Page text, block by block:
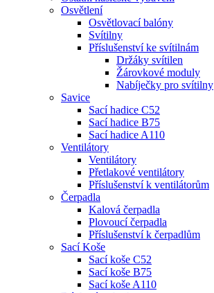
Osvětlení
Osvětlovací balóny
Svítilny
Příslušenství ke svítilnám
Držáky svítilen
Žárovkové moduly
Nabíječky pro svítilny
Savice
Sací hadice C52
Sací hadice B75
Sací hadice A110
Ventilátory
Ventilátory
Přetlakové ventilátory
Příslušenství k ventilátorům
Čerpadla
Kalová čerpadla
Plovoucí čerpadla
Příslušenství k čerpadlům
Sací Koše
Sací koše C52
Sací koše B75
Sací koše A110